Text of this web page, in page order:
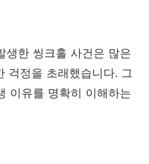
생한 씽크홀 사건은 많은
걱정을 초래했습니다. 그
이유를 명확히 이해하는